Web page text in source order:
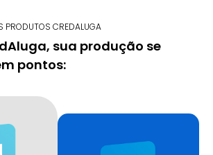
PRODUTOS CREDALUGA
sua produção se
pontos: